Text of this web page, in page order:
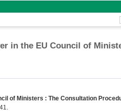
in the EU Council of
of Ministers : The Consultation